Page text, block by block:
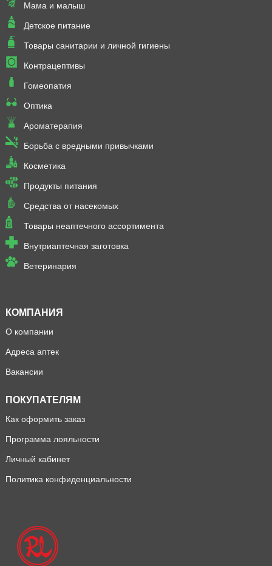
Мама и малыш
Детское питание
Товары санитарии и личной гигиены
Контрацептивы
Гомеопатия
Оптика
Ароматерапия
Борьба с вредными привычками
Косметика
Продукты питания
Средства от насекомых
Товары неаптечного ассортимента
Внутриаптечная заготовка
Ветеринария
КОМПАНИЯ
О компании
Адреса аптек
Вакансии
ПОКУПАТЕЛЯМ
Как оформить заказ
Программа лояльности
Личный кабинет
Политика конфиденциальности